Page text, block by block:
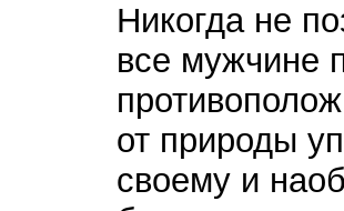
Никогда не
все мужчине
от природы
своему и